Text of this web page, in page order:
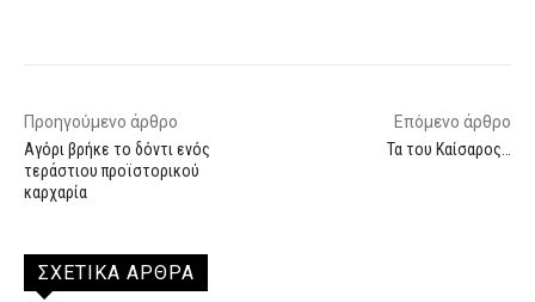
Προηγούμενο άρθρο
Αγόρι βρήκε το δόντι ενός
τεράστιου προϊστορικού
καρχαρία
Επόμενο άρθρο
Τα του Καίσαρος…
ΣΧΕΤΙΚΑ ΑΡΘΡΑ